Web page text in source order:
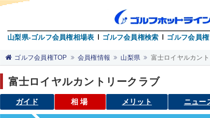
山梨県-ゴルフ会員権相場表 ゴルフ会員権検索 ゴルフ会員
ゴルフ会員権TOP 会員権情報 山梨県 富士ロイヤルカン
富士ロイヤルカントリークラブ
ガイド 相場 メリット ニュー